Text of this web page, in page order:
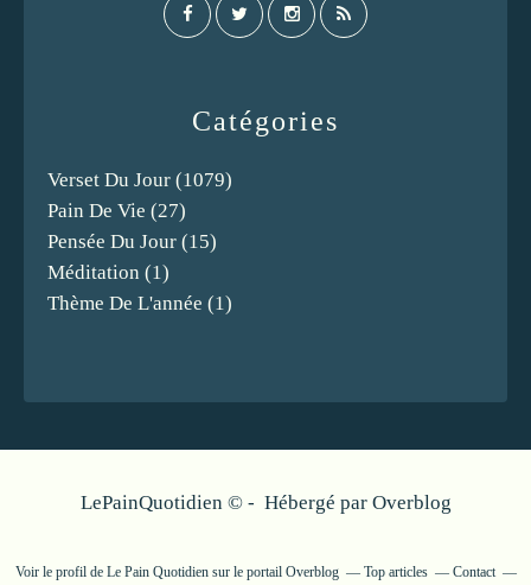
Catégories
Verset Du Jour (1079)
Pain De Vie (27)
Pensée Du Jour (15)
Méditation (1)
Thème De L'année (1)
LePainQuotidien © - Hébergé par Overblog
Voir le profil de Le Pain Quotidiensur le portail Overblog Top articles Contact